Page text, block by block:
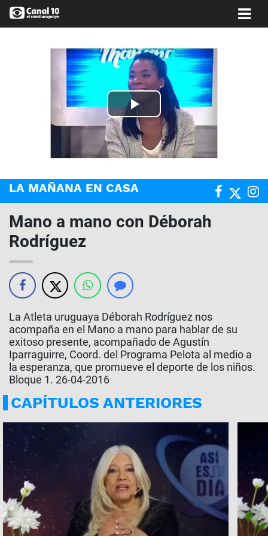
Play
Video
LA MAÑANA EN CASA
Mano a mano con Déborah
Rodríguez
La Atleta uruguaya Déborah Rodríguez nos
acompaña en el Mano a mano para hablar de su
exitoso presente, acompañado de Agustín
Iparraguirre, Coord. del Programa Pelota al medio a
la esperanza, que promueve el deporte de los niños.
Bloque 1. 26-04-2016
CAPÍTULOS ANTERIORES